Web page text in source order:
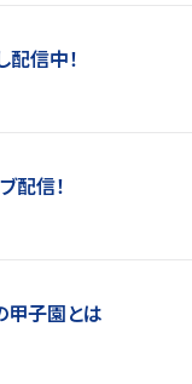
信中！
配信！
甲子園とは